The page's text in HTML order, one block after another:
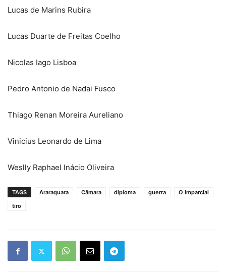
Lucas de Marins Rubira
Lucas Duarte de Freitas Coelho
Nicolas Iago Lisboa
Pedro Antonio de Nadai Fusco
Thiago Renan Moreira Aureliano
Vinicius Leonardo de Lima
Weslly Raphael lnácio Oliveira
TAGS Araraquara Câmara diploma guerra
O Imparcial
tiro